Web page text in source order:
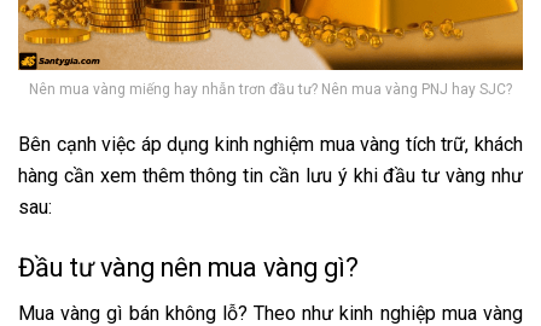
Nên mua vàng miếng hay nhẫn trơn đầu tư? Nên mua vàng PNJ hay SJC?
Bên cạnh việc áp dụng kinh nghiệm mua vàng tích trữ, khách
hàng cần xem thêm thông tin cần lưu ý khi đầu tư vàng như
sau:
Đầu tư vàng nên mua vàng gì?
Mua vàng gì bán không lỗ?Theo như kinh nghiệp mua vàng